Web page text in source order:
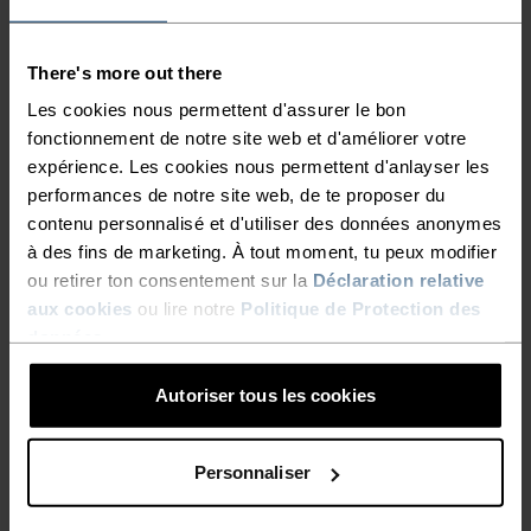
There's more out there
Les cookies nous permettent d'assurer le bon
fonctionnement de notre site web et d'améliorer votre
expérience. Les cookies nous permettent d'anlayser les
performances de notre site web, de te proposer du
contenu personnalisé et d'utiliser des données anonymes
à des fins de marketing. À tout moment, tu peux modifier
ou retirer ton consentement sur la Déclaration relative
aux cookies ou lire notre Politique de Protection des
Autoriser tous les cookies
Personnaliser
CARACTÉRISTIQUES DU TISSU
SYNTHÉTIQUE
Synthétique - sensation seconde peau - extensible,
exceptionnellement léger, excellent transfert d'humidité,
aide à réguler la température Synthétique - sensation
seconde peau - extensible, exceptionnellement léger,
excellent transfert d'humidité, aide à réguler la
température corporelle, sèche plus rapidement que les
fibres naturelles et offre une plus grande résistance dans
le temps.
SYSTÈME DE CONTRÔLE DE LA TEMPÉRATURE
WARM